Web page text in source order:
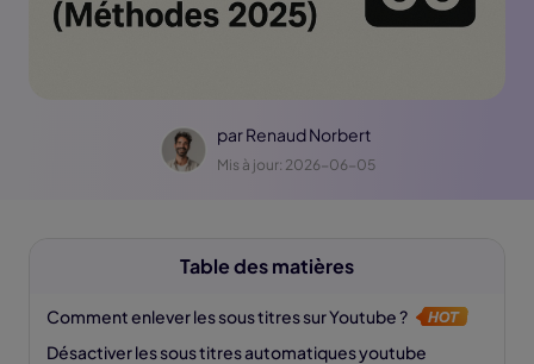
parRenaud Norbert
Mis à jour: 2026-06-05
Table des matières
Comment enlever les sous titres sur Youtube ?
Désactiver les sous titres automatiques youtube